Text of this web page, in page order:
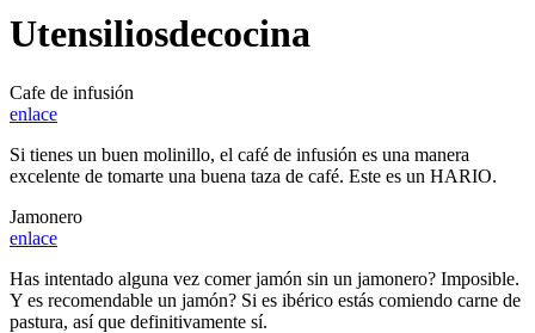
Utensiliosdecocina
Cafe de infusión
enlace
Si tienes un buen molinillo, el café de infusión es una manera
excelente de tomarte una buena taza de café. Este es un HARIO.
Jamonero
enlace
Has intentado alguna vez comer jamón sin un jamonero? Imposible.
Y es recomendable un jamón? Si es ibérico estás comiendo carne de
pastura, así que definitivamente sí.